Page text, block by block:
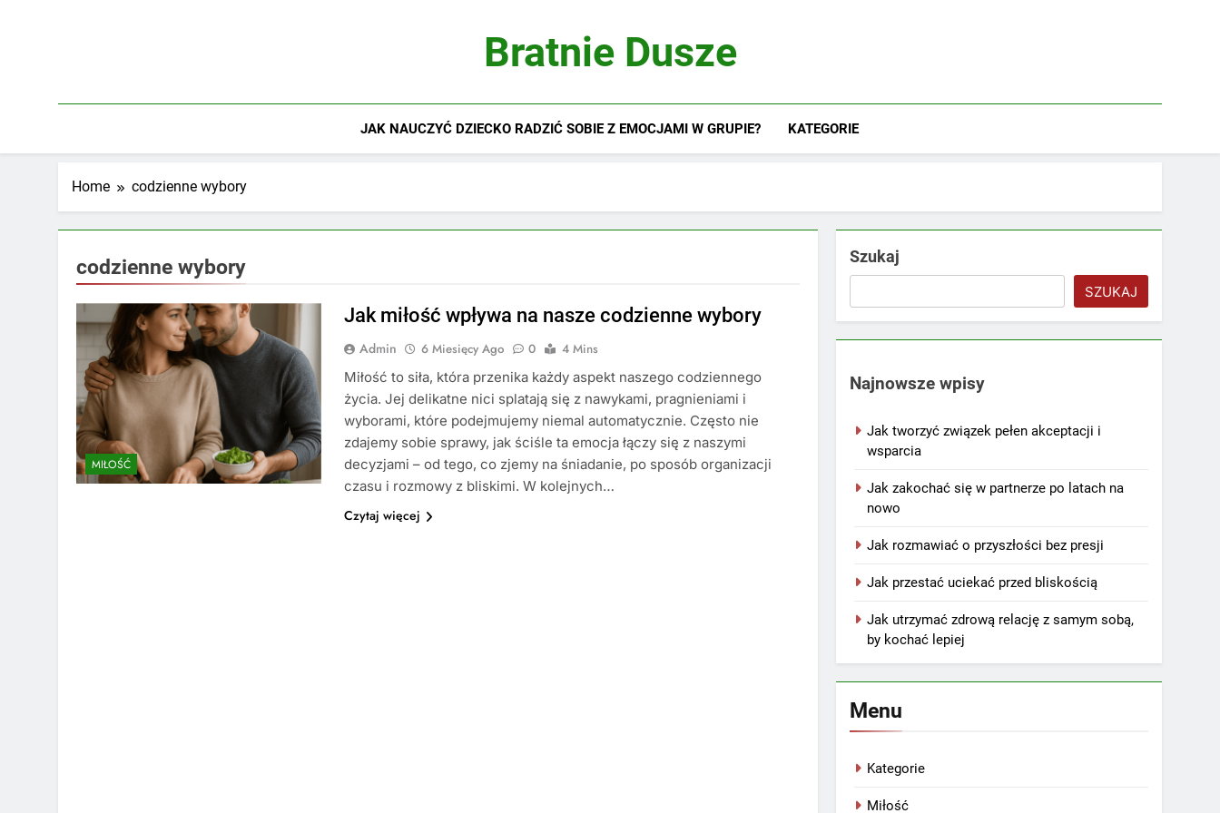
Bratnie Dusze
JAK NAUCZYĆ DZIECKO RADZIĆ SOBIE Z EMOCJAMI W GRUPIE? KATEGORIE
Home codzienne wybory
codzienne wybory
MIŁOŚĆ
Jak miłość wpływa na nasze codzienne wybory
Admin 6 Miesięcy Ago 0
4 Mins
Miłość to siła, która przenika każdy aspekt naszego codziennego
życia. Jej delikatne nici splatają się z nawykami, pragnieniami i
wyborami, które podejmujemy niemal automatycznie. Często nie
zdajemy sobie sprawy, jak ściśle ta emocja łączy się z naszymi
decyzjami – od tego, co zjemy na śniadanie, po sposób organizacji
czasu i rozmowy z bliskimi. W kolejnych…
Czytaj więcej
Szukaj
SZUKAJ
Najnowsze wpisy
Jak tworzyć związek pełen akceptacji i
wsparcia
Jak zakochać się w partnerze po latach na
nowo
Jak rozmawiać o przyszłości bez presji
Jak przestać uciekać przed bliskością
Jak utrzymać zdrową relację z samym sobą,
by kochać lepiej
Menu
Kategorie
Miłość